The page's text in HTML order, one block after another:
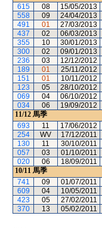
615
08 15/05/2013
558
09 24/04/2013
491
01 27/03/2013
437
02 06/03/2013
355
10 30/01/2013
300
02 09/01/2013
236
03 12/12/2012
189
01 25/11/2012
151
01 10/11/2012
123
05 28/10/2012
069
04 06/10/2012
034
06 19/09/2012
11/12 馬季
693
11 17/06/2012
254
WV 17/12/2011
130
11 30/10/2011
057
03 01/10/2011
020
06 18/09/2011
10/11 馬季
741
09 01/07/2011
609
04 10/05/2011
423
05 27/02/2011
370
13 05/02/2011